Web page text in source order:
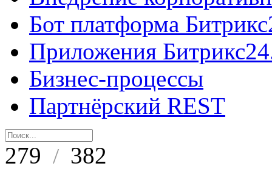
Бот платформа
Приложения
Бизнес-процессы
Партнёрский REST
279 / 382